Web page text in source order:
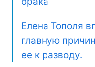
Елена Тополя
главную
ее к разводу.